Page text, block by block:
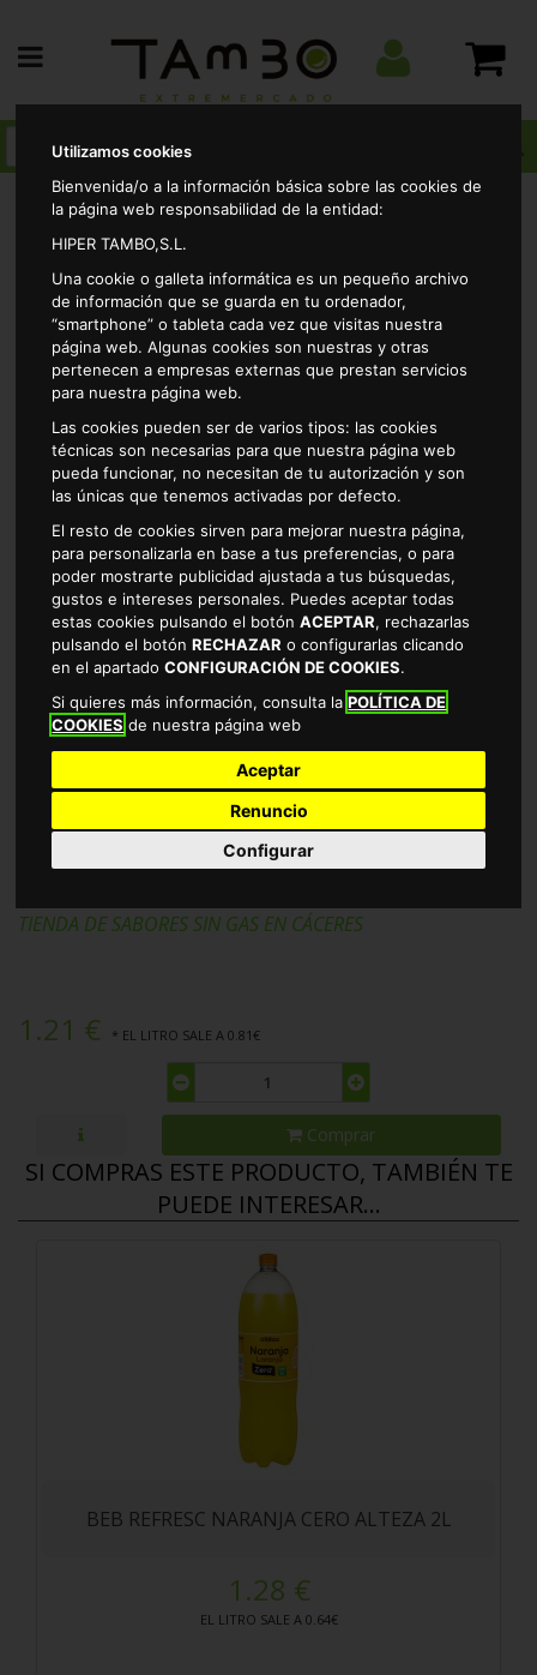
Utilizamos cookies
Bienvenida/o a la información básica sobre las cookies de
la página web responsabilidad de la entidad:
HIPER TAMBO,S.L.
Una cookie o galleta informática es un pequeño archivo
de información que se guarda en tu ordenador,
“smartphone” o tableta cada vez que visitas nuestra
página web. Algunas cookies son nuestras y otras
pertenecen a empresas externas que prestan servicios
para nuestra página web.
Las cookies pueden ser de varios tipos: las cookies
técnicas son necesarias para que nuestra página web
pueda funcionar, no necesitan de tu autorización y son
las únicas que tenemos activadas por defecto.
El resto de cookies sirven para mejorar nuestra página,
para personalizarla en base a tus preferencias, o para
poder mostrarte publicidad ajustada a tus búsquedas,
gustos e intereses personales. Puedes aceptar todas
estas cookies pulsando el botónACEPTAR, rechazarlas
pulsando el botónRECHAZAR o configurarlas clicando
en el apartadoCONFIGURACIÓN DE COOKIES.
Si quieres más información, consulta laPOLÍTICA DE
COOKIES de nuestra página web
Aceptar
Renuncio
Configurar
sin gas tropical alteza botella1.5l
REFRESCO SIN GAS TROPICAL ALTEZA
TIENDA DE SABORES SIN GAS EN CÁCERES
1.21 € * EL LITRO SALE A 0.81€
Comprar
SI COMPRAS ESTE PRODUCTO, TAMBIÉN TE
PUEDE INTERESAR...
BEB REFRESC NARANJA CERO ALTEZA 2L
1.28 €
EL LITRO SALE A 0.64€